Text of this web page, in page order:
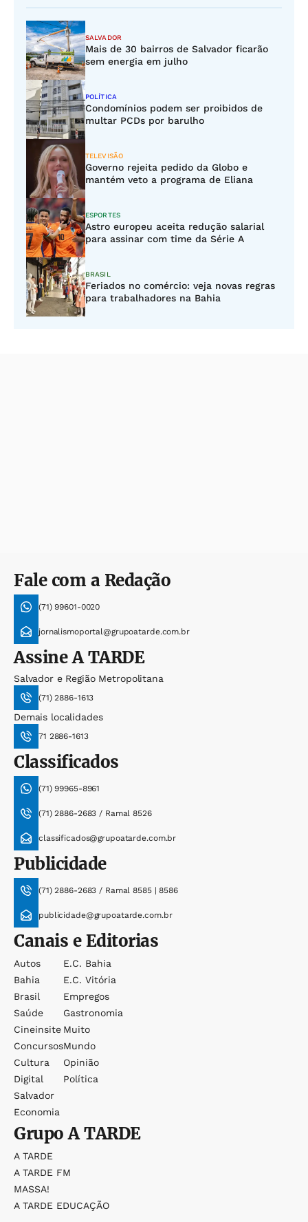
SALVADOR
Mais de 30 bairros de Salvador ficarão
sem energia em julho
POLÍTICA
Condomínios podem ser proibidos de
multar PCDs por barulho
TELEVISÃO
Governo rejeita pedido da Globo e
mantém veto a programa de Eliana
ESPORTES
Astro europeu aceita redução salarial
para assinar com time da Série A
BRASIL
Feriados no comércio: veja novas regras
para trabalhadores na Bahia
Fale com a Redação
(71) 99601-0020
jornalismoportal@grupoatarde.com.br
AssineA TARDE
Salvador e Região Metropolitana
(71) 2886-1613
Demais localidades
71 2886-1613
Classificados
(71) 99965-8961
(71) 2886-2683 / Ramal 8526
classificados@grupoatarde.com.br
Publicidade
(71) 2886-2683 / Ramal 8585 | 8586
publicidade@grupoatarde.com.br
Canais e Editorias
Autos
Bahia
Brasil
Saúde
Cineinsite
Concursos
Cultura
Digital
Salvador
Economia
E.c. Bahia
E.c. Vitória
Empregos
Gastronomia
Muito
Mundo
Opinião
Política
GrupoA TARDE
A TARDE
A TARDE FM
MASSA!
A TARDE EDUCAÇÃO